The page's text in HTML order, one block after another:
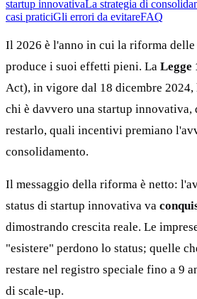
startup innovativaLa strategia di
casi praticiGli errori da evitareFAQ
Il 2026 è l'anno in cui la riforma
produce i suoi effetti pieni. La Legge
Act), in vigore dal 18 dicembre
chi è davvero una startup innovativa,
restarlo, quali incentivi premiano
consolidamento.
Il messaggio della riforma è netto:
status di startup innovativa va
dimostrando crescita reale. Le
"esistere" perdono lo status; quelle
restare nel registro speciale fino a 9
di scale-up.